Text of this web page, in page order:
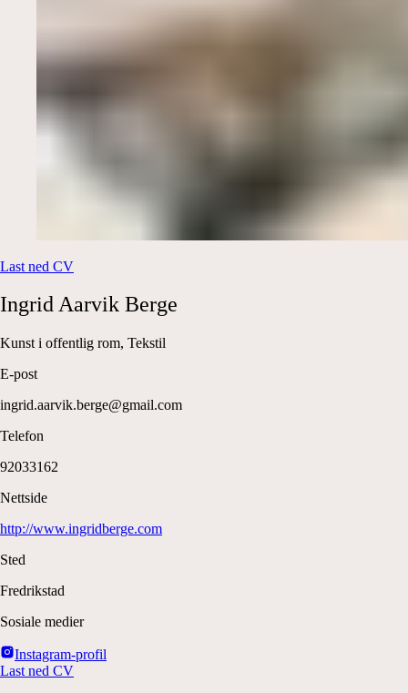
Last ned CV
IngridAarvik Berge
Kunst i offentlig rom, Tekstil
E-post
ingrid.aarvik.berge@gmail.com
Telefon
92033162
Nettside
http://www.ingridberge.com
Sted
Fredrikstad
Sosiale medier
Instagram-profil
Last ned CV